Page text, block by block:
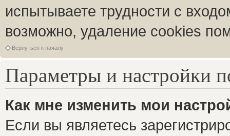
испытываете трудности с
возможно, удаление cookies
Вернуться к началу
Параметры и настройки
Как мне изменить мои
Если вы являетесь